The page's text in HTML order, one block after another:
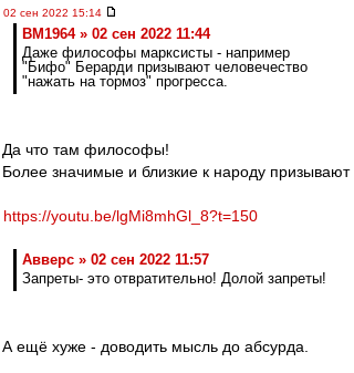
02 сен 2022 15:14
BM1964 » 02 сен 2022 11:44
Даже философы марксисты - например
"Бифо" Берарди призывают человечество
"нажать на тормоз" прогресса.
Да что там философы!
Более значимые и близкие к народу призывают
https://youtu.be/lgMi8mhGl_8?t=150
Авверс » 02 сен 2022 11:57
Запреты- это отвратительно! Долой запреты!
А ещё хуже - доводить мысль до абсурда.